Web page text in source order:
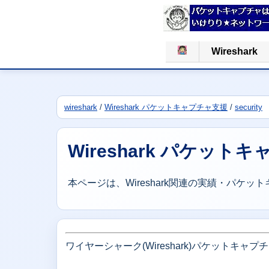
Wireshark
wireshark / Wireshark パケットキャプチャ支援 / security
Wireshark パケットキ
本ページは、Wireshark関連の実績・パケッ
ワイヤーシャーク(Wireshark)パケットキャプ